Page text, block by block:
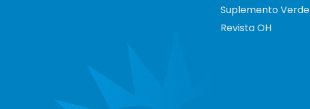
Suplemento Verde
Revista OH